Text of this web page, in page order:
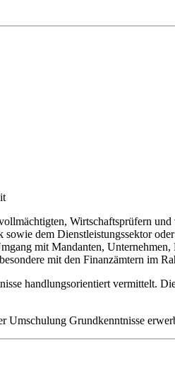
Wirtschaftsprüfern
dem Dienstleistungssektor
mit Mandanten,
mit den Finanzämtern im
handlungsorientiert vermittelt.
Grundkenntnisse